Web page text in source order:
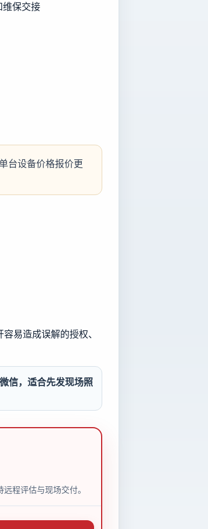
维保交接
台设备价格报价更
易造成误解的授权、
信，适合先发现场照
程评估与现场交付。